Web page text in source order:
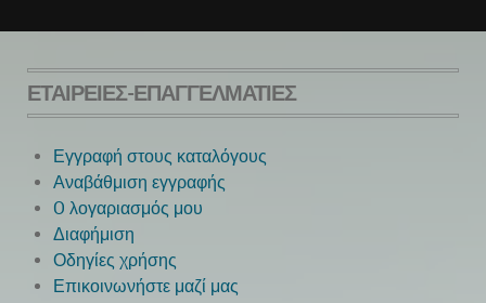
Next
ΕΤΑΙΡΕΊΕΣ-ΕΠΑΓΓΕΛΜΑΤΊΕΣ
Εγγραφή στους καταλόγους
Αναβάθμιση εγγραφής
O λογαριασμός μου
Διαφήμιση
Οδηγίες χρήσης
Επικοινωνήστε μαζί μας